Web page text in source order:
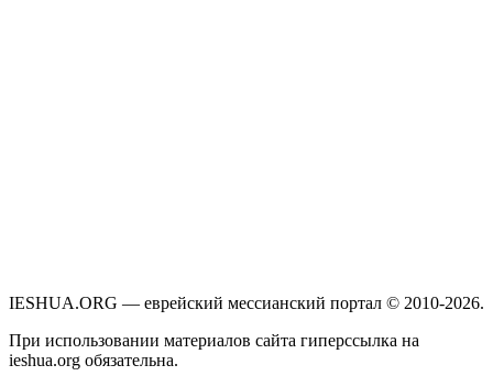
IESHUA.ORG — еврейский мессианский портал © 2010-2026.
При использовании материалов сайта гиперссылка на
ieshua.org обязательна.